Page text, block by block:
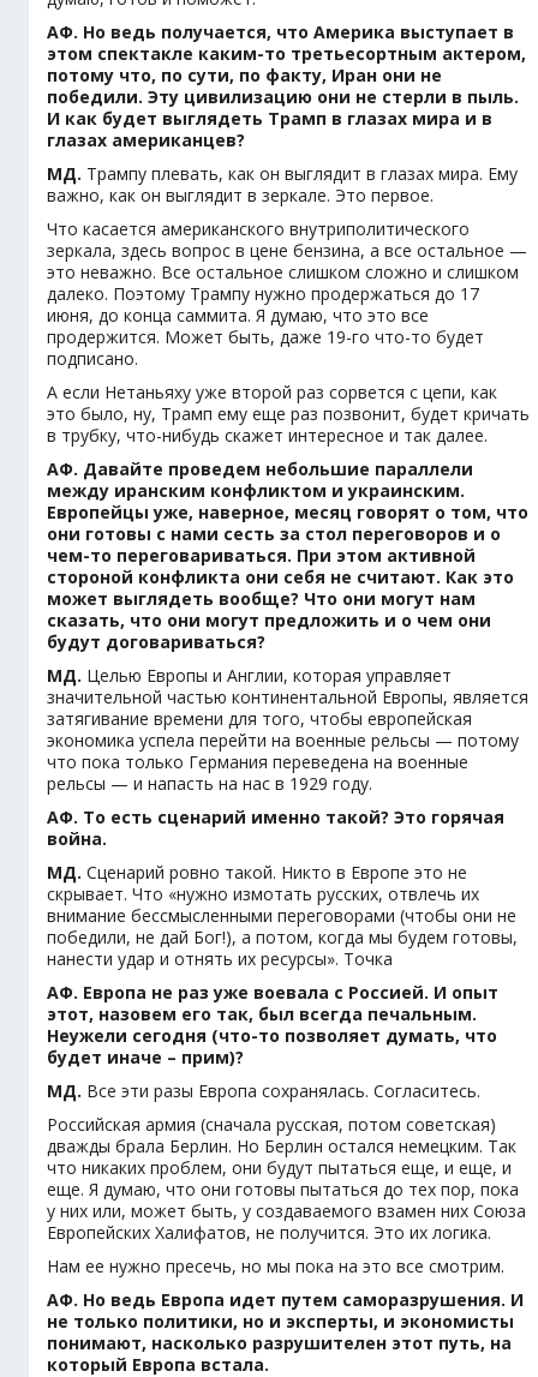
АФ. Но ведь получается, что Америка выступает в
этом спектакле каким-то третьесортным актером,
потому что, по сути, по факту, Иран они не
победили. Эту цивилизацию они не стерли в пыль.
И как будет выглядеть Трамп в глазах мира и в
глазах американцев?
МД. Трампу плевать, как он выглядит в глазах мира. Ему
важно, как он выглядит в зеркале. Это первое.
Что касается американского внутриполитического
зеркала, здесь вопрос в цене бензина, а все остальное —
это неважно. Все остальное слишком сложно и слишком
далеко. Поэтому Трампу нужно продержаться до 17
июня, до конца саммита. Я думаю, что это все
продержится. Может быть, даже 19-го что-то будет
подписано.
А если Нетаньяху уже второй раз сорвется с цепи, как
это было, ну, Трамп ему еще раз позвонит, будет кричать
в трубку, что-нибудь скажет интересное и так далее.
АФ. Давайте проведем небольшие параллели
между иранским конфликтом и украинским.
Европейцы уже, наверное, месяц говорят о том, что
они готовы с нами сесть за стол переговоров и о
чем-то переговариваться. При этом активной
стороной конфликта они себя не считают. Как это
может выглядеть вообще? Что они могут нам
сказать, что они могут предложить и о чем они
будут договариваться?
МД. Целью Европы и Англии, которая управляет
значительной частью континентальной Европы, является
затягивание времени для того, чтобы европейская
экономика успела перейти на военные рельсы — потому
что пока только Германия переведена на военные
рельсы — и напасть на нас в 1929 году.
АФ. То есть сценарий именно такой? Это горячая
война.
МД. Сценарий ровно такой. Никто в Европе это не
скрывает. Что «нужно измотать русских, отвлечь их
внимание бессмысленными переговорами (чтобы они не
победили, не дай Бог!), а потом, когда мы будем готовы,
нанести удар и отнять их ресурсы». Точка
АФ. Европа не раз уже воевала с Россией. И опыт
этот, назовем его так, был всегда печальным.
Неужели сегодня (что-то позволяет думать, что
будет иначе – прим)?
МД. Все эти разы Европа сохранялась. Согласитесь.
Российская армия (сначала русская, потом советская)
дважды брала Берлин. Но Берлин остался немецким. Так
что никаких проблем, они будут пытаться еще, и еще, и
еще. Я думаю, что они готовы пытаться до тех пор, пока
у них или, может быть, у создаваемого взамен них Союза
Европейских Халифатов, не получится. Это их логика.
Нам ее нужно пресечь, но мы пока на это все смотрим.
АФ. Но ведь Европа идет путем саморазрушения. И
не только политики, но и эксперты, и экономисты
понимают, насколько разрушителен этот путь, на
который Европа встала.